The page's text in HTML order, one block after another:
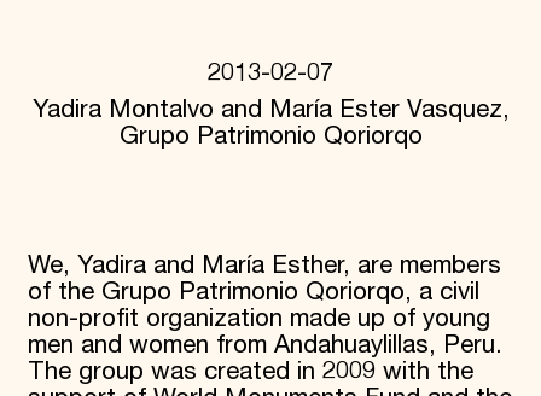
Research & Publications
Videos & Webinars
SUPPORT US
Endowment Campaign
Corporate Sponsorship
Foundation Support
Government Partners
Information for Donors
2013-02-07
Yadira Montalvo and María Ester Vasquez,
Grupo Patrimonio Qoriorqo
We, Yadira and María Esther, are members
of the Grupo Patrimonio Qoriorqo, a civil
non-profit organization made up of young
men and women from Andahuaylillas, Peru.
The group was created in 2009 with the